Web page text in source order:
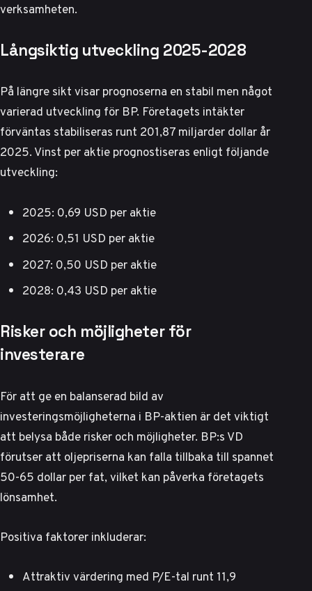
verksamheten.
Långsiktig utveckling 2025-2028
På längre sikt visar prognoserna en stabil men något
varierad utveckling för BP. Företagets intäkter
förväntas stabiliseras runt 201,87 miljarder dollar år
2025. Vinst per aktie prognostiseras enligt följande
utveckling:
2025: 0,69 USD per aktie
2026: 0,51 USD per aktie
2027: 0,50 USD per aktie
2028: 0,43 USD per aktie
Risker och möjligheter för
investerare
För att ge en balanserad bild av
investeringsmöjligheterna i BP-aktien är det viktigt
att belysa både risker och möjligheter. BP:s VD
förutser att oljepriserna kan falla tillbaka till spannet
50-65 dollar per fat, vilket kan påverka företagets
lönsamhet.
Positiva faktorer inkluderar:
Attraktiv värdering med P/E-tal runt 11,9